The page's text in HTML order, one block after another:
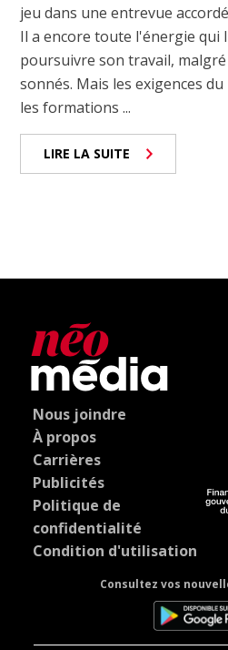
jeu dans une entrevue
Il a encore toute l'énergie qui
poursuivre son travail, malgré
sonnés. Mais les exigences
les formations ...
LIRE LA SUITE
Nous joindre
À propos
Carrières
Publicités
Politique de
confidentialité
Condition d'utilisation
Consultez vos